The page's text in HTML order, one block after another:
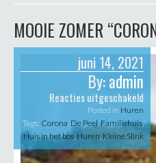
MOOIE ZOMER
juni 14, 2021
By:admin
Reacties uitgeschakeld
Posted in Huren
Tags: Corona, De Peel,Familiehuis,
Huis in het bos, Huren, Kleine Slink